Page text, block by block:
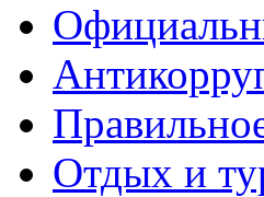
Отдых и